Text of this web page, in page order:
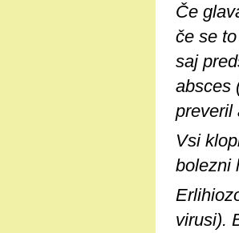
Če
če se
saj
absces
preveril
Vsi
bolezni
virusi).